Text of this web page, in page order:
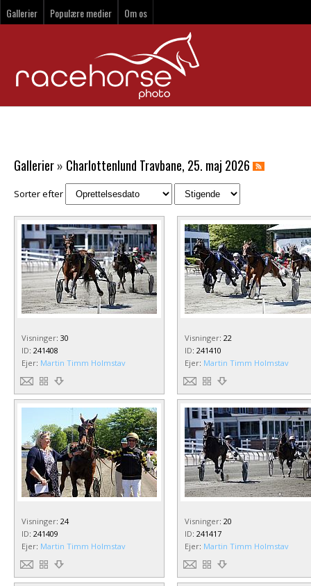
Gallerier Populære medier Om os
Gallerier» Charlottenlund Travbane, 25. maj 2026
Sorter efter
Visninger: 30
ID: 241408
Ejer: Martin Timm Holmstav
Visninger: 22
ID: 241410
Ejer: Martin Timm Holmstav
Visninger: 24
ID: 241409
Ejer: Martin Timm Holmstav
Visninger: 20
ID: 241417
Ejer: Martin Timm Holmstav